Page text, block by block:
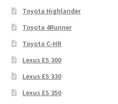
Toyota Highlander
Toyota 4Runner
Toyota C-HR
Lexus ES 300
Lexus ES 330
Lexus ES 350